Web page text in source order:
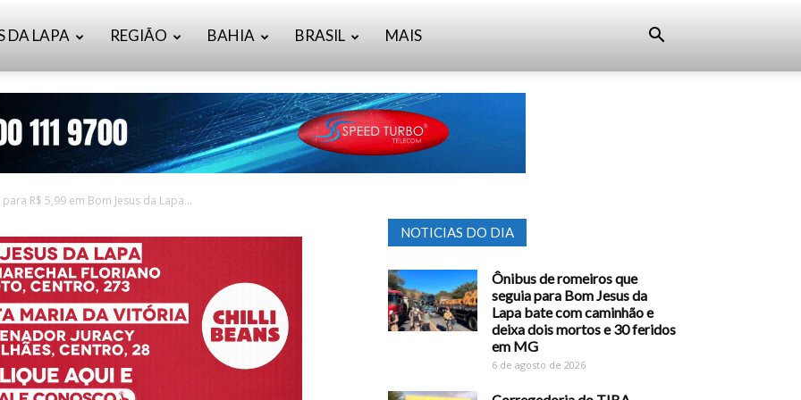
DA LAPA REGIÃO BAHIA BRASIL MAIS
R$ 5,99 em Bom Jesus da Lapa...
NOTICIAS DO DIA
Ônibus de romeiros que
seguia para Bom Jesus da
Lapa bate com caminhão e
deixa dois mortos e 30 feridos
em MG
6 de agosto de 2026